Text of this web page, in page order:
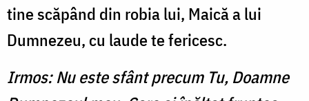
tine scăpând din robia lui, Maică a lui
Dumnezeu, cu laude te fericesc.
Irmos: Nu este sfânt precum Tu, Doamne